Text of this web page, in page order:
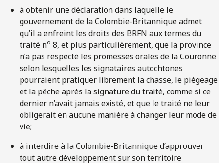
à obtenir une déclaration dans laquelle le
gouvernement de la Colombie-Britannique admet
qu’il a enfreint les droits des BRFN aux termes du
traité no 8, et plus particulièrement, que la province
n’a pas respecté les promesses orales de la Couronne
selon lesquelles les signataires autochtones
pourraient pratiquer librement la chasse, le piégeage
et la pêche après la signature du traité, comme si ce
dernier n’avait jamais existé, et que le traité ne leur
obligerait en aucune manière à changer leur mode de
vie;
à interdire à la Colombie-Britannique d’approuver
tout autre développement sur son territoire